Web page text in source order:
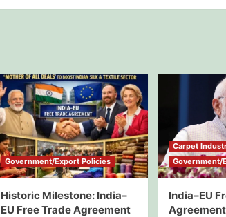
Government/Export Policies
Historic Milestone: India–
EU Free Trade Agreement
Carpet
Government/
India–EU